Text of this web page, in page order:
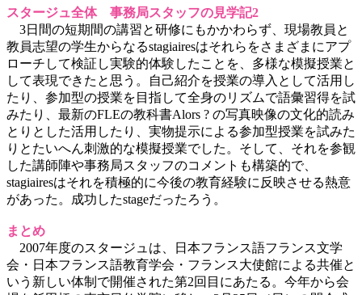
スタージュ全体 事務局スタッフの見学記2
3日間の短期間の講習と研修にもかかわらず、現場教員と
教員志望の学生からなるstagiairesはそれらをさまざまにアプ
ローチして検証し実験的体験したことを、多様な模擬授業と
して表現できたと思う。自己紹介を授業の導入として活用し
たり、参加型の授業を目指して全身のリズムで語彙習得を試
みたり、最新のFLEの教科書Alors ? の写真映像の文化的読み
とりとした活用したり、実物提示による参加型授業を試みた
りとたいへん刺激的な模擬授業でした。そして、それを参観
した講師陣や事務局スタッフのコメントも構築的で、
stagiairesはそれを積極的に今後の教育経験に反映させる熱意
があった。成功したstageだったろう。
まとめ
2007年度のスタージュは、日本フランス語フランス文学
会・日本フランス語教育学会・フランス大使館による共催と
いう新しい体制で開催された第2回目にあたる。今年から会